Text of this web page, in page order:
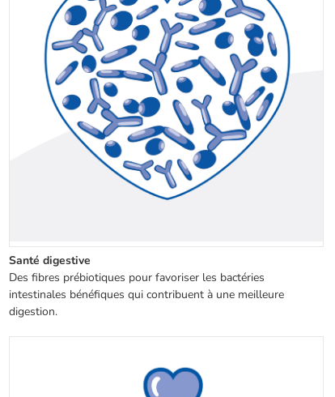
Santé digestive
Des fibres prébiotiques pour favoriser les bactéries
intestinales bénéfiques qui contribuent à une meilleure
digestion.